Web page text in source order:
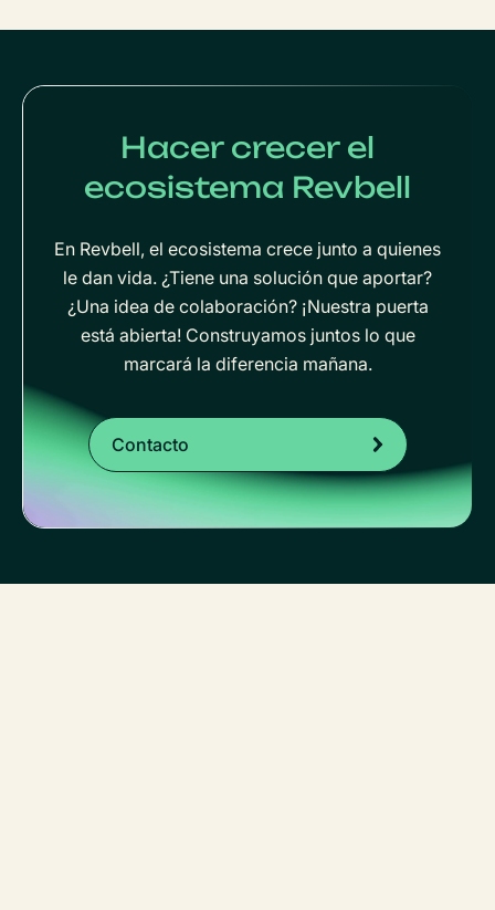
Hacer crecer el
ecosistema Revbell
En Revbell, el ecosistema crece junto a quienes
le dan vida. ¿Tiene una solución que aportar?
¿Una idea de colaboración? ¡Nuestra puerta
está abierta! Construyamos juntos lo que
marcará la diferencia mañana.
Contacto